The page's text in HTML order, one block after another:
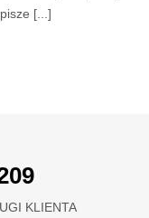
[...]
KLIENTA